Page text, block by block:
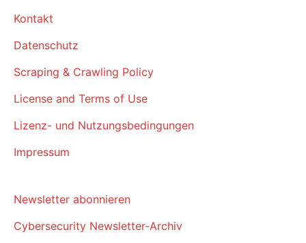
Kontakt
Datenschutz
Scraping & Crawling Policy
License and Terms of Use
Lizenz- und Nutzungsbedingungen
Impressum
Newsletter abonnieren
Cybersecurity Newsletter-Archiv